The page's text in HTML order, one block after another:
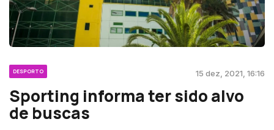
DESPORTO 15 dez, 2021, 16:16
Sporting informa ter sido alvo
de buscas